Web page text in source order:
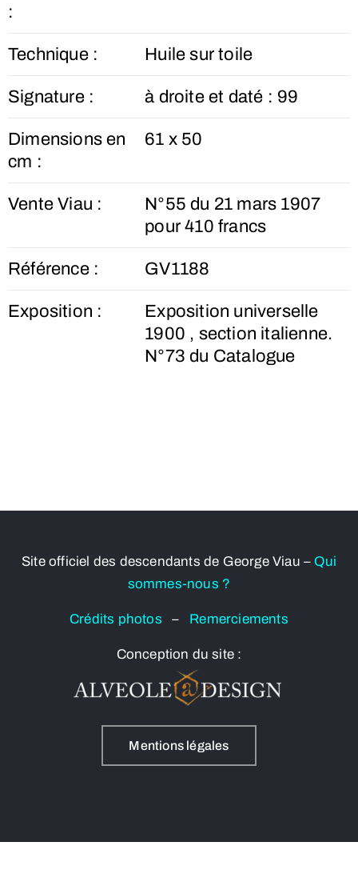
:
Technique : Huile sur toile
Signature : à droite et daté : 99
Dimensions en
cm :
61 x 50
Vente Viau :
N°55 du 21 mars 1907
pour 410 francs
Référence : GV1188
Exposition :
Exposition universelle
1900 , section italienne.
N°73 du Catalogue
Site officiel des descendants de George Viau – Qui
sommes-nous ?
Crédits photos– Remerciements
Conception du site :
Mentions légales